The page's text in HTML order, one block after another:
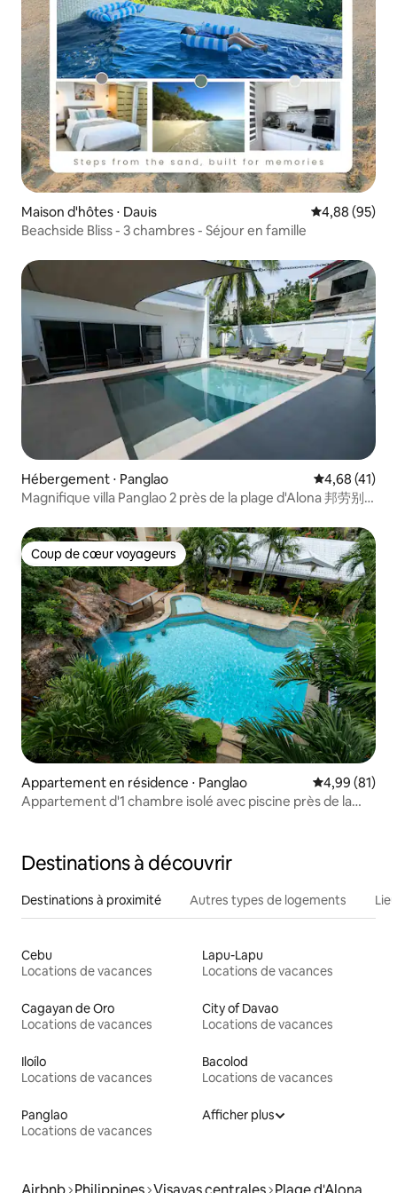
Maison d'hôtes ⋅ Dauis Évaluation
4,88 (95)
Beachside Bliss - 3 chambres - Séjour en famille
Hébergement ⋅ Panglao Évaluation
4,68 (41)
Magnifique villa Panglao 2 près de la plage d'Alona 邦劳别
Coup de cœur voyageurs
Coup de cœur voyageurs
Appartement en résidence ⋅ Panglao Évaluation
4,99 (81)
Appartement d'1 chambre isolé avec piscine près de la
Destinations à découvrir
Destinations à proximité Autres types de logements
Cebu
Locations de vacances
Lapu-Lapu
Locations de vacances
Cagayan de Oro
Locations de vacances
City of Davao
Locations de vacances
Iloílo
Locations de vacances
Bacolod
Locations de vacances
Panglao
Locations de vacances
Afficher plus